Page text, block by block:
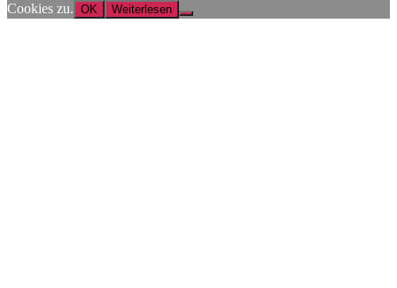
Cookies zu. OK Weiterlesen